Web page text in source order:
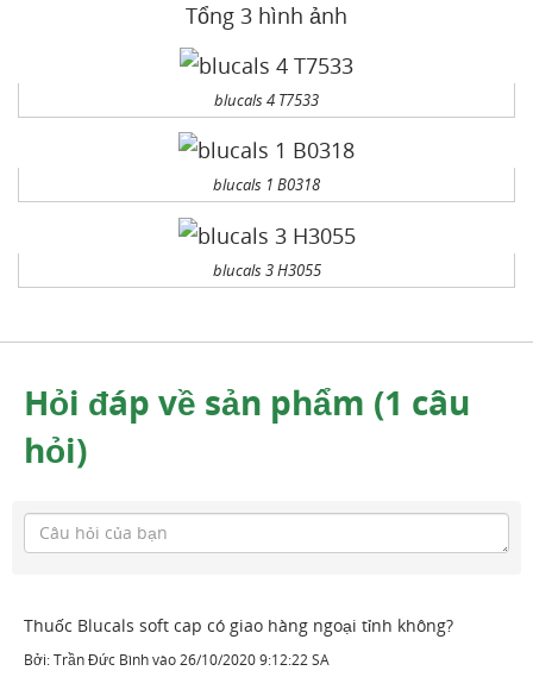
Tổng 3 hình ảnh
blucals 4 T7533
blucals 1 B0318
blucals 3 H3055
Hỏi đáp về sản phẩm (1 câu
hỏi)
Thuốc Blucals soft cap có giao hàng ngoại tỉnh không?
Bởi:Trần Đức Bìnhvào26/10/2020 9:12:22 SA